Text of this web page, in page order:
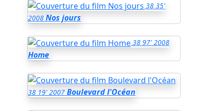
38 35'
2008 Nos jours
38 97' 2008
Home
38 19' 2007 Boulevard l'Océan